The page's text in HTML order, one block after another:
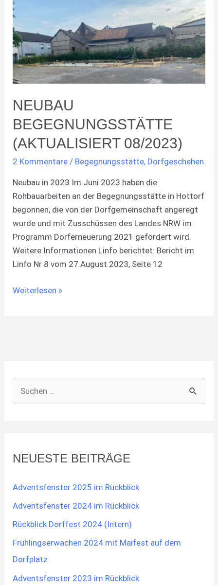
NEUBAU
BEGEGNUNGSSTÄTTE
(AKTUALISIERT 08/2023)
2 Kommentare / Begegnungsstätte, Dorfgeschehen
Neubau in 2023 Im Juni 2023 haben die
Rohbauarbeiten an der Begegnungsstätte in Hottorf
begonnen, die von der Dorfgemeinschaft angeregt
wurde und mit Zusschüssen des Landes NRW im
Programm Dorferneuerung 2021 gefördert wird.
Weitere Informationen Linfo berichtet: Bericht im
Linfo Nr 8 vom 27.August 2023, Seite 12
Begegnungsstätte
(aktualisiert
08/2023)
Weiterlesen »
e
n
a
c
h
:
NEUESTE BEITRÄGE
Adventsfenster 2025 im Rückblick
Adventsfenster 2024 im Rückblick
Rückblick Dorffest 2024 (Intern)
Frühlingserwachen 2024 mit Maifest auf dem
Dorfplatz
Adventsfenster 2023 im Rückblick